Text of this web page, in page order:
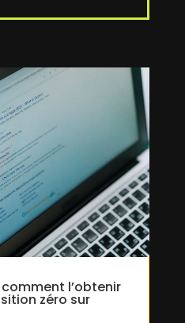
l’obtenir
zéro sur